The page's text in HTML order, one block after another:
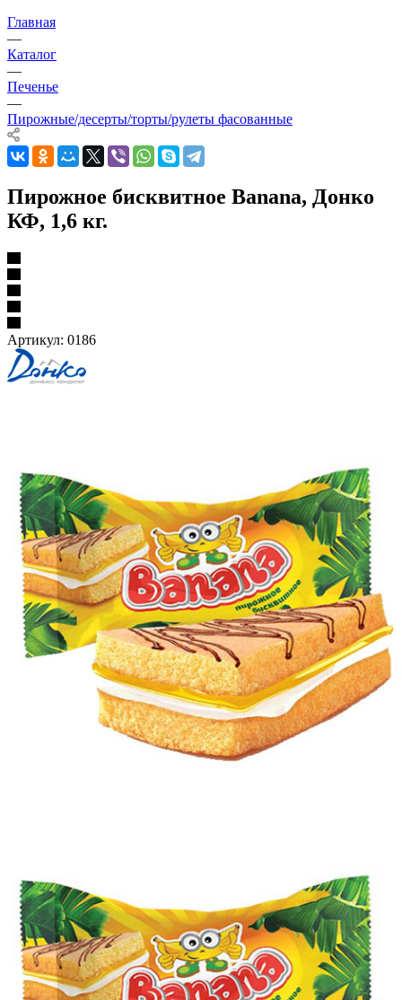
Главная
—
Каталог
—
Печенье
—
Пирожные/десерты/торты/рулеты фасованные
Пирожное бисквитное Banana, Донко
КФ, 1,6 кг.
Артикул: 0186